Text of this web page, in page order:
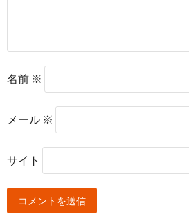
名前 ※
メール ※
サイト